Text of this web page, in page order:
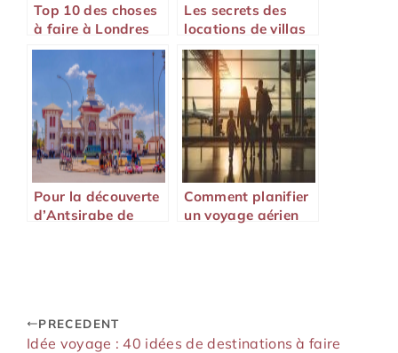
Top 10 des choses
à faire à Londres
en 2022 !
Les secrets des
locations de villas
en Espagne
Pour la découverte
d’Antsirabe de
Comment planifier
un voyage aérien
PRECEDENT
Idée voyage : 40 idées de destinations à faire